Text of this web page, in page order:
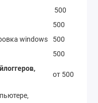
500
500
windows
500
500
от 500